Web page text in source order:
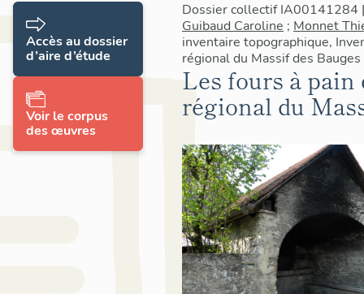
Dossier collectif IA00141284
Guibaud Caroline ; Monnet
inventaire topographique,
régional du Massif des Bauges
Les fours à
régional du
Accès au dossier
d’aire d’étude
Voir le corpus
des œuvres